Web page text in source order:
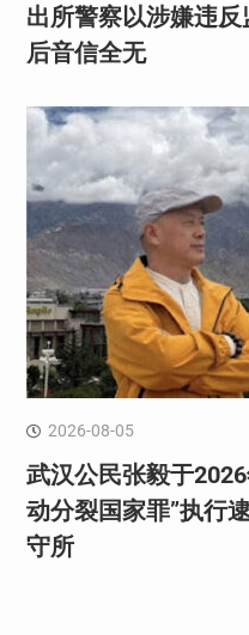
出所警察以涉嫌违
后音信全无
2026-08-05
武汉公民张毅于
动分裂国家罪”执行
守所